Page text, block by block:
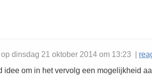
dinsdag 21 oktober 2014 om 13:23 |
idee om in het vervolg een mogelijkheid